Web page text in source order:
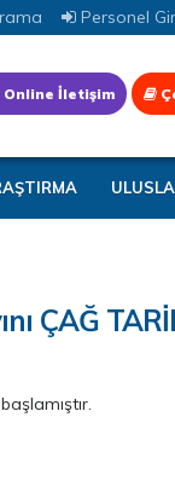
Personel
Online İletişim
ÇAĞ